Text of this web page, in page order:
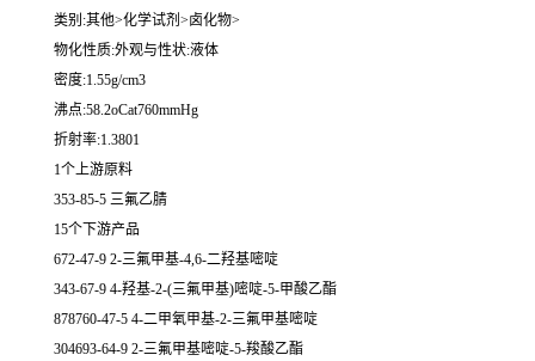
类别:其他>化学试剂>卤化物>
物化性质:外观与性状:液体
密度:1.55g/cm3
沸点:58.2oCat760mmHg
折射率:1.3801
1个上游原料
353-85-5 三氟乙腈
15个下游产品
672-47-9 2-三氟甲基-4,6-二羟基嘧啶
343-67-9 4-羟基-2-(三氟甲基)嘧啶-5-甲酸乙酯
878760-47-5 4-二甲氧甲基-2-三氟甲基嘧啶
304693-64-9 2-三氟甲基嘧啶-5-羧酸乙酯